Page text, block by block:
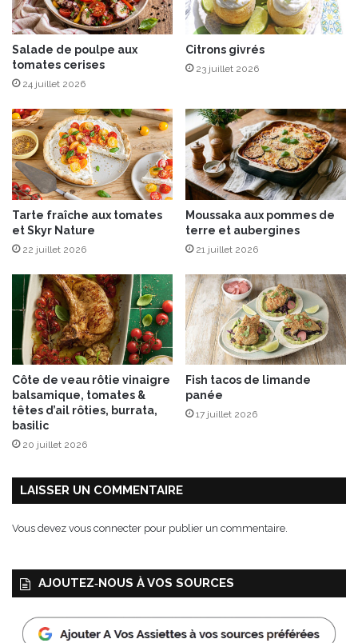
u
m
e
s
c
o
q
u
a
n
t
s
i
n
é
e
s
u
y
a
o
u
r
Salade de poulpe aux
tomates cerises
24 juillet 2026
Citrons givrés
23 juillet 2026
Tarte fraîche aux tomates
et Skyr Nature
22 juillet 2026
Moussaka aux pommes de
terre et aubergines
21 juillet 2026
Côte de veau rôtie vinaigre
balsamique, tomates &
têtes d’ail rôties, burrata,
basilic
20 juillet 2026
Fish tacos de limande
panée
17 juillet 2026
LAISSER UN COMMENTAIRE
Vous devez vous connecter pour publier un commentaire.
AJOUTEZ‑NOUS À VOS SOURCES